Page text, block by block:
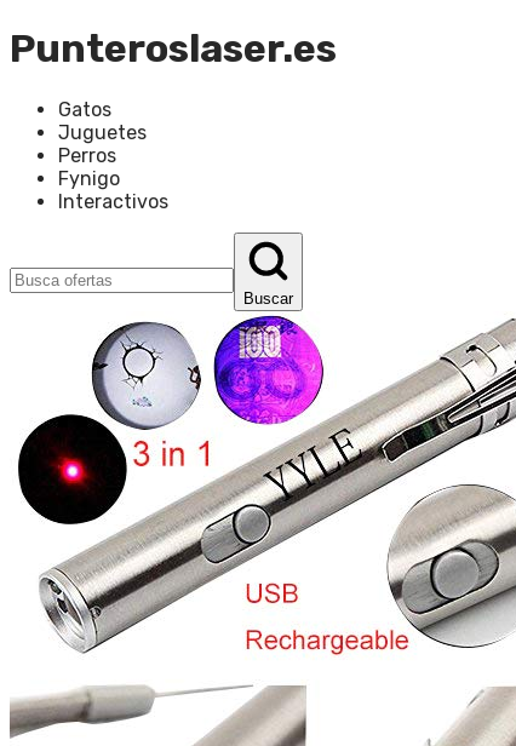
Punteroslaser.es
Gatos
Juguetes
Perros
Fynigo
Interactivos
Buscar